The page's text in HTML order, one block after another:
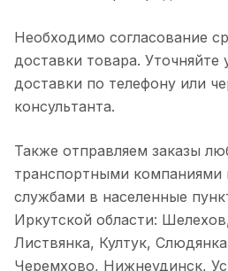
Необходимо согласование
доставки товара. Уточняйте
доставки по телефону или
консультанта.
Также отправляем заказы
транспортными компаниями
службами в населенные
Иркутской области:
Листвянка, Култук,
Черемхово, Нижнеудинск,